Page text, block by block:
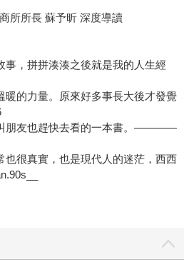
所所長 蘇予昕 深度導讀
事，拼拼湊湊之後就是我的人生經
暖的力量。原來好多事長大後才發覺
朋友也趕快去看的一本書。――――
也很真實，也是現代人的迷茫，西西